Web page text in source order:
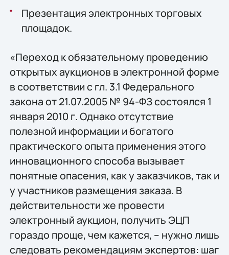
Презентация электронных торговых
площадок.
«Переход к обязательному проведению
открытых аукционов в электронной форме
в соответствии с гл. 3.1 Федерального
закона от 21.07.2005 № 94-ФЗ состоялся 1
января 2010 г. Однако отсутствие
полезной информации и богатого
практического опыта применения этого
инновационного способа вызывает
понятные опасения, как у заказчиков, так и
у участников размещения заказа. В
действительности же провести
электронный аукцион, получить ЭЦП
гораздо проще, чем кажется, – нужно лишь
следовать рекомендациям экспертов: шаг